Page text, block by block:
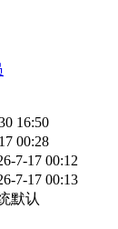
16:50
00:28
7-17 00:12
7-17 00:13
默认